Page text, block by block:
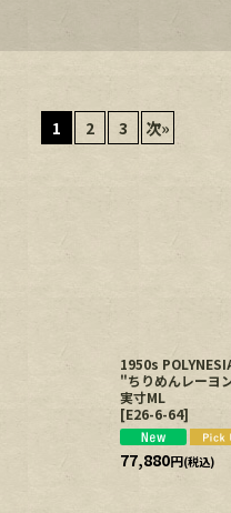
1 2 3 次»
1950s
"ちりめんレーヨ
実寸ML
[E26-6-64]
77,880円(税込)